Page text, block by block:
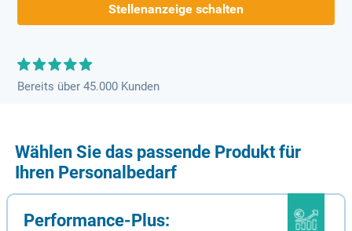
Stellenanzeige schalten
Bereits über 45.000 Kunden
Wählen Sie das passende Produkt für
Ihren Personalbedarf
Performance-Plus: